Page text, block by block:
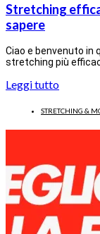
Stretching
sapere
Ciao e benvenuto in
stretching più
Leggi tutto
STRETCHING &